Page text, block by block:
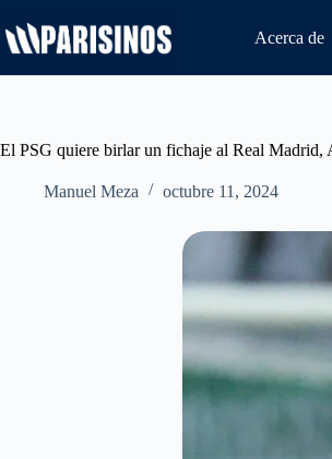
al
contenido
Acerca de
El PSG quiere birlar un fichaje al Real Madrid,
Manuel Meza octubre 11, 2024